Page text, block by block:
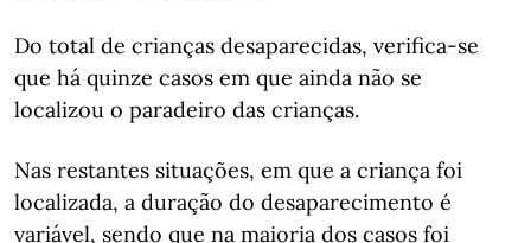
Do total de crianças desaparecidas, verifica-se
que há quinze casos em que ainda não se
localizou o paradeiro das crianças.
Nas restantes situações, em que a criança foi
localizada, a duração do desaparecimento é
variável, sendo que na maioria dos casos foi